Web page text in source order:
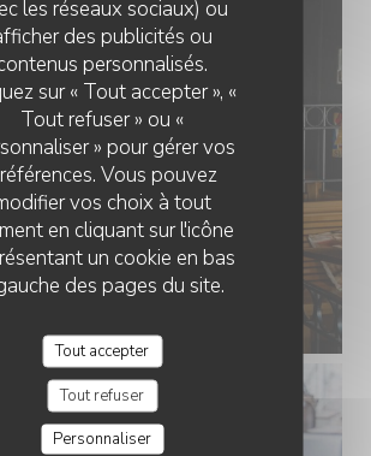
les réseaux sociaux) ou
des publicités ou
personnalisés.
sur « Tout accepter », «
Tout refuser » ou «
» pour gérer vos
Vous pouvez
vos choix à tout
en cliquant sur l'icône
un cookie en bas
des pages du site.
Tout accepter
Tout refuser
Personnaliser